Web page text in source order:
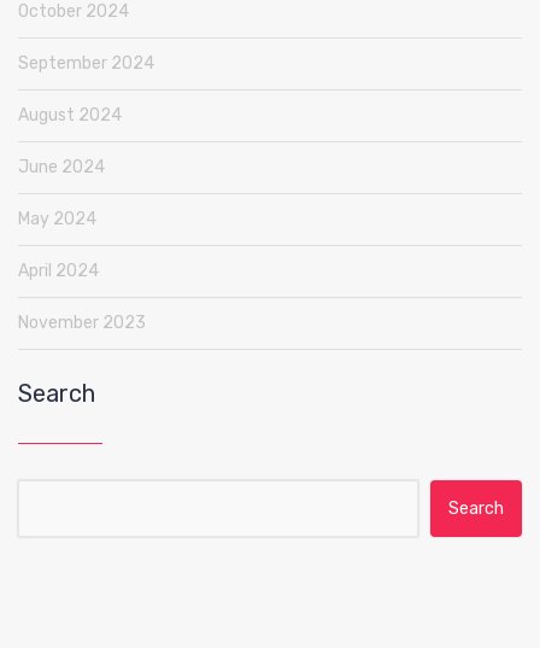
October 2024
September 2024
August 2024
June 2024
May 2024
April 2024
November 2023
Search